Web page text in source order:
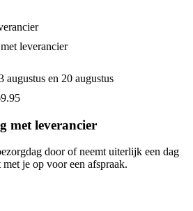
leverancier
augustus en 20 augustus
met leverancier
door of neemt uiterlijk een dag
je op voor een afspraak.